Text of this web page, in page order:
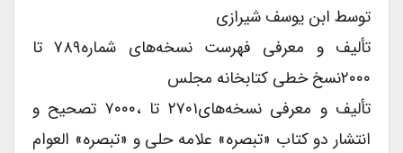
توسط ابن یوسف شیرازى
تألیف و معرفى فهرست نسخه‌های شماره۷۸۹ تا
۲۰۰۰نسخ خطى کتابخانه مجلس
تألیف و معرفى نسخه‌های۲۷۰۱ تا ،۷۰۰۰ تصحیح و
انتشار دو کتاب «تبصره» علامه حلى و «تبصره» العوام